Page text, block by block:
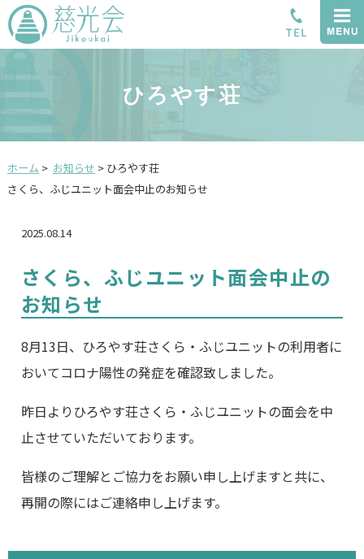
ひろやす荘
ホーム > お知らせ > ひろやす荘
さくら、ふじユニット面会中止のお知らせ
2025.08.14
さくら、ふじユニット面会中止の
お知らせ
8月13日、ひろやす荘さくら・ふじユニットの利用者に
おいてコロナ陽性の発症を確認致しました。
昨日よりひろやす荘さくら・ふじユニットの面会を中
止させていただいております。
皆様のご理解とご協力をお願い申し上げますと共に、
再開の際にはご連絡申し上げます。